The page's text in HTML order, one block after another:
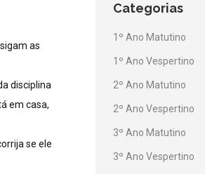
as
disciplina
em casa,
se ele
Categorias
1º Ano Matutino
1º Ano Vespertino
2º Ano Matutino
2º Ano Vespertino
3º Ano Matutino
3º Ano Vespertino